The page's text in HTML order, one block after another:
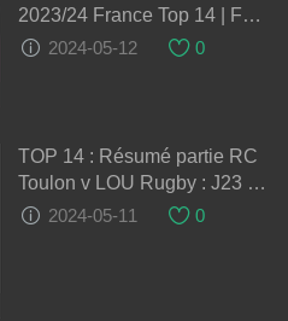
2023/24 France Top 14 | Full
match Rugby
2024-05-12 0
TOP 14 : Résumé partie RC
Toulon v LOU Rugby : J23 -
Saison 2023/24
2024-05-11 0